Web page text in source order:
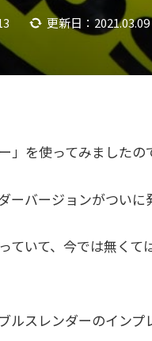
更新日：2021.03.09
を使ってみましたの
バージョンがついに
いて、今では無くて
ルスレンダーのインプ